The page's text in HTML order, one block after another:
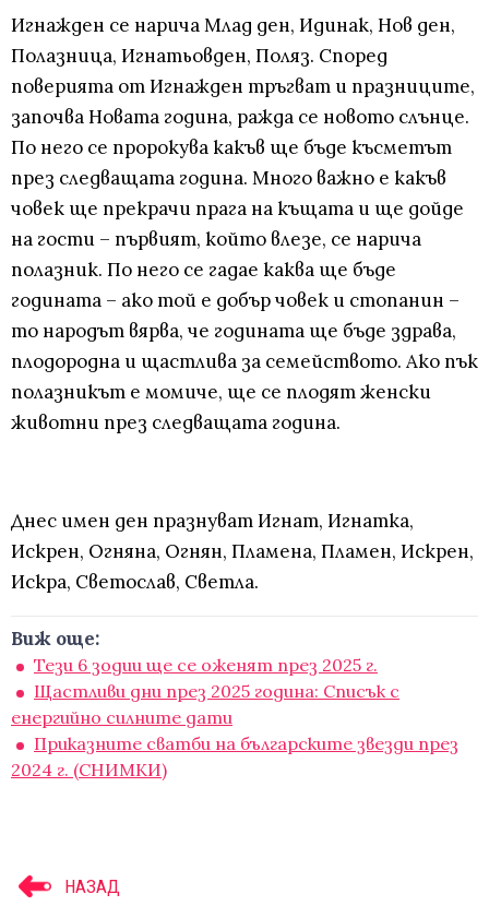
Игнажден се нарича Млад ден, Идинак, Нов ден,
Полазница, Игнатьовден, Поляз. Според
поверията от Игнажден тръгват и празниците,
започва Новата година, ражда се новото слънце.
По него се пророкува какъв ще бъде късметът
през следващата година. Много важно е какъв
човек ще прекрачи прага на къщата и ще дойде
на гости – първият, който влезе, се нарича
полазник. По него се гадае каква ще бъде
годината – ако той е добър човек и стопанин –
то народът вярва, че годината ще бъде здрава,
плодородна и щастлива за семейството. Ако пък
полазникът е момиче, ще се плодят женски
животни през следващата година.
Днес имен ден празнуват Игнат, Игнатка,
Искрен, Огняна, Огнян, Пламена, Пламен, Искрен,
Искра, Светослав, Светла.
Виж още:
Тези 6 зодии ще се оженят през 2025 г.
Щастливи дни през 2025 година: Списък с
енергийно силните дати
Приказните сватби на българските звезди през
2024 г. (СНИМКИ)
НАЗАД